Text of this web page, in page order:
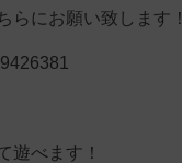
らにお願い致します！
遊べます！